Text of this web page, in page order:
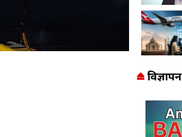
विज्ञापन